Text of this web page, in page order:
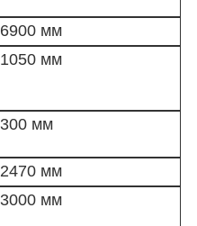
6900 мм
1050 мм
300 мм
2470 мм
3000 мм